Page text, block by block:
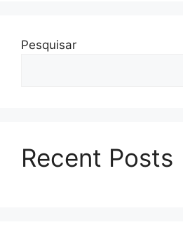
Pesquisar
Recent Posts